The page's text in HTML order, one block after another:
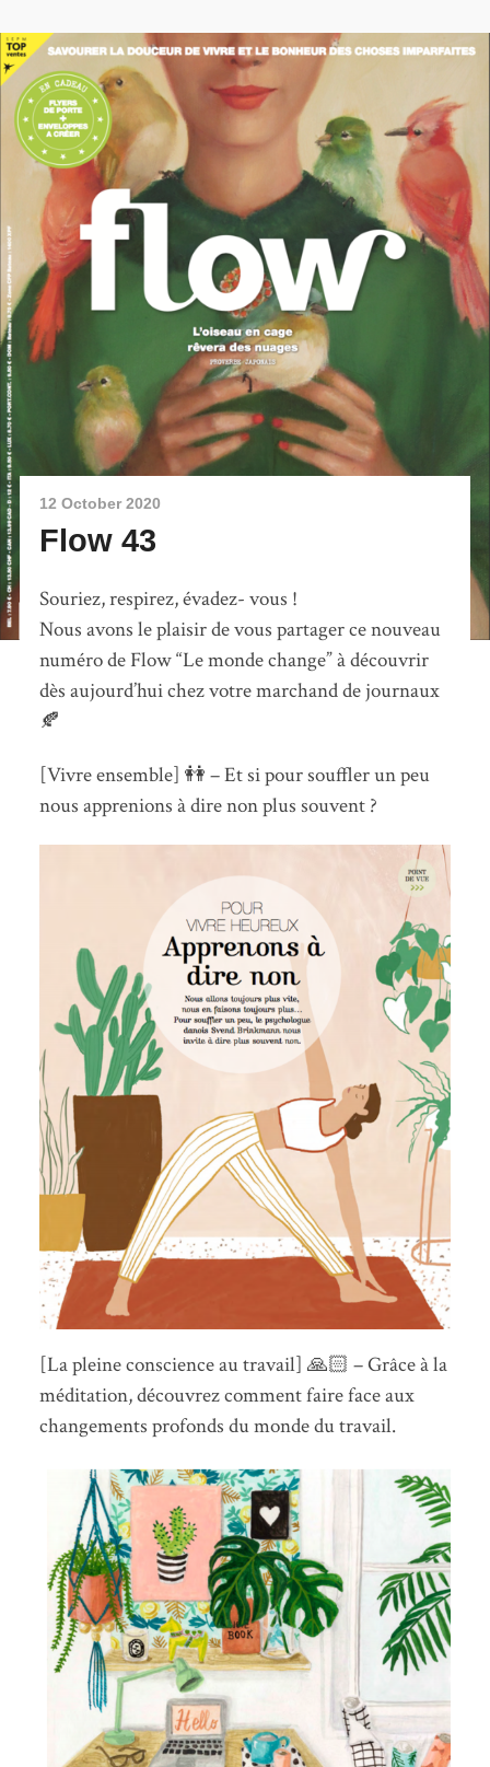
12 October 2020
Flow 43
Souriez, respirez, évadez- vous !
Nous avons le plaisir de vous partager ce nouveau
numéro de Flow “Le monde change” à découvrir
dès aujourd’hui chez votre marchand de journaux
🍂
[Vivre ensemble] 👭 – Et si pour souffler un peu
nous apprenions à dire non plus souvent ?
[La pleine conscience au travail] 🙏🏻 – Grâce à la
méditation, découvrez comment faire face aux
changements profonds du monde du travail.